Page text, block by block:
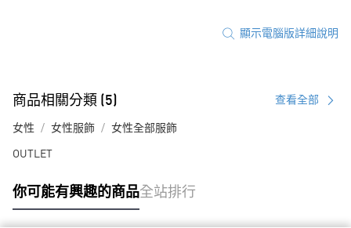
顯示電腦版詳細說明
商品相關分類 (5) 查看全部
女性 女性服飾 女性全部服飾
OUTLET
你可能有興趣的商品全站排行